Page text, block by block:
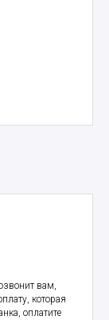
вам,
которая
оплатите